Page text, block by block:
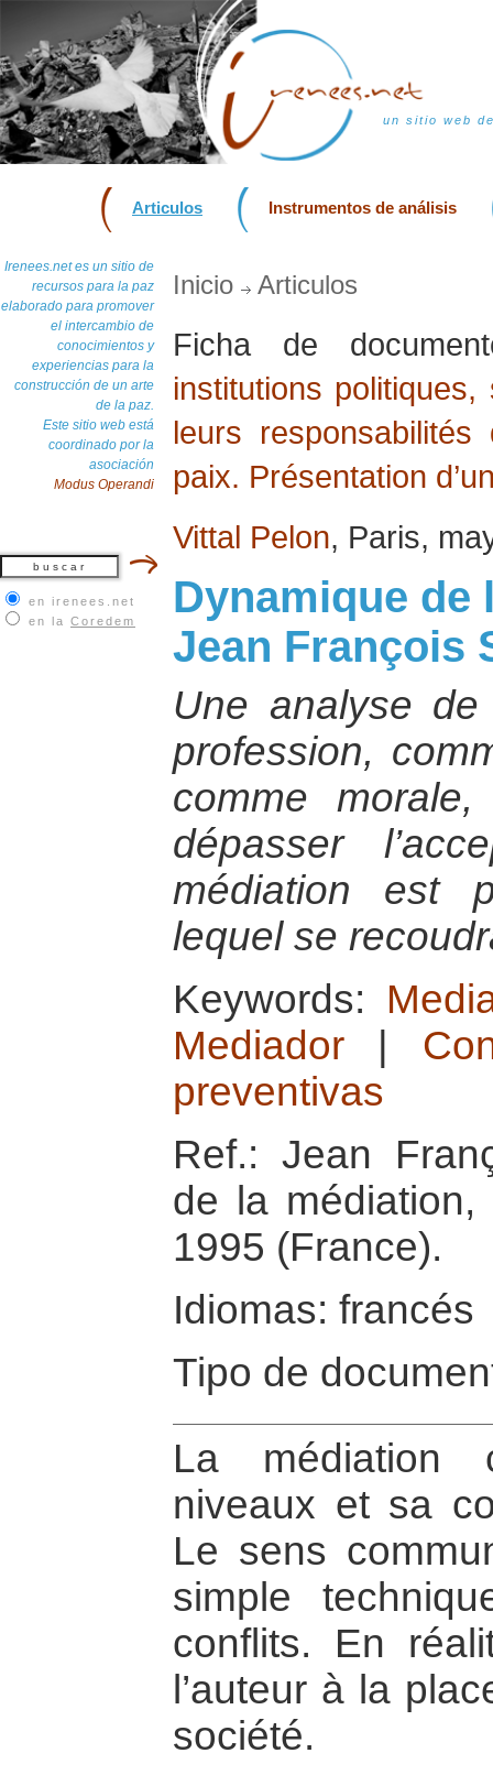
un sitio web
Articulos Instrumentos de análisis
Irenees.net es un sitio de
recursos para la paz
elaborado para promover
el intercambio de
conocimientos y
experiencias para la
construcción de un arte
de la paz.
Este sitio web está
coordinado por la
asociación
Modus Operandi
en irenees.net
en la Coredem
Inicio Articulos
Ficha de
institutions
leurs
paix. Présentation
Vittal Pelon, Paris,
Dynamique de
Jean François
Une analyse
profession,
comme
dépasser
médiation est
lequel se
Keywords:
Mediador
preventivas
Ref.: Jean
de la médiation,
1995 (France).
Idiomas: francés
Tipo de
La médiation
niveaux et sa
Le sens
simple
conflits. En
l’auteur à la
société.